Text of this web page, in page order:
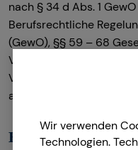
nach § 34 d Abs. 1
Berufsrechtliche
(GewO), §§ 59 – 68
Versicherungsvertrag
abrufbar unter
Erlaubnis nach §
Wir verwenden
Technologien.